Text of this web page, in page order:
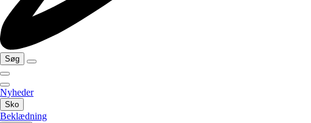
Søg
Nyheder
Sko
Beklædning